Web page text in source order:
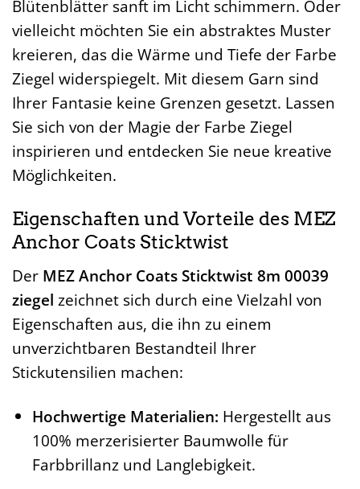
Blütenblätter sanft im Licht schimmern. Oder
vielleicht möchten Sie ein abstraktes Muster
kreieren, das die Wärme und Tiefe der Farbe
Ziegel widerspiegelt. Mit diesem Garn sind
Ihrer Fantasie keine Grenzen gesetzt. Lassen
Sie sich von der Magie der Farbe Ziegel
inspirieren und entdecken Sie neue kreative
Möglichkeiten.
Eigenschaften und Vorteile des MEZ
Anchor Coats Sticktwist
Der MEZ Anchor Coats Sticktwist 8m 00039
ziegel zeichnet sich durch eine Vielzahl von
Eigenschaften aus, die ihn zu einem
unverzichtbaren Bestandteil Ihrer
Stickutensilien machen:
Hochwertige Materialien: Hergestellt aus
100% merzerisierter Baumwolle für
Farbbrillanz und Langlebigkeit.